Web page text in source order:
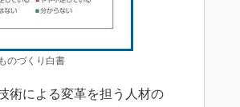
のづくり白書
による変革を担う人材の